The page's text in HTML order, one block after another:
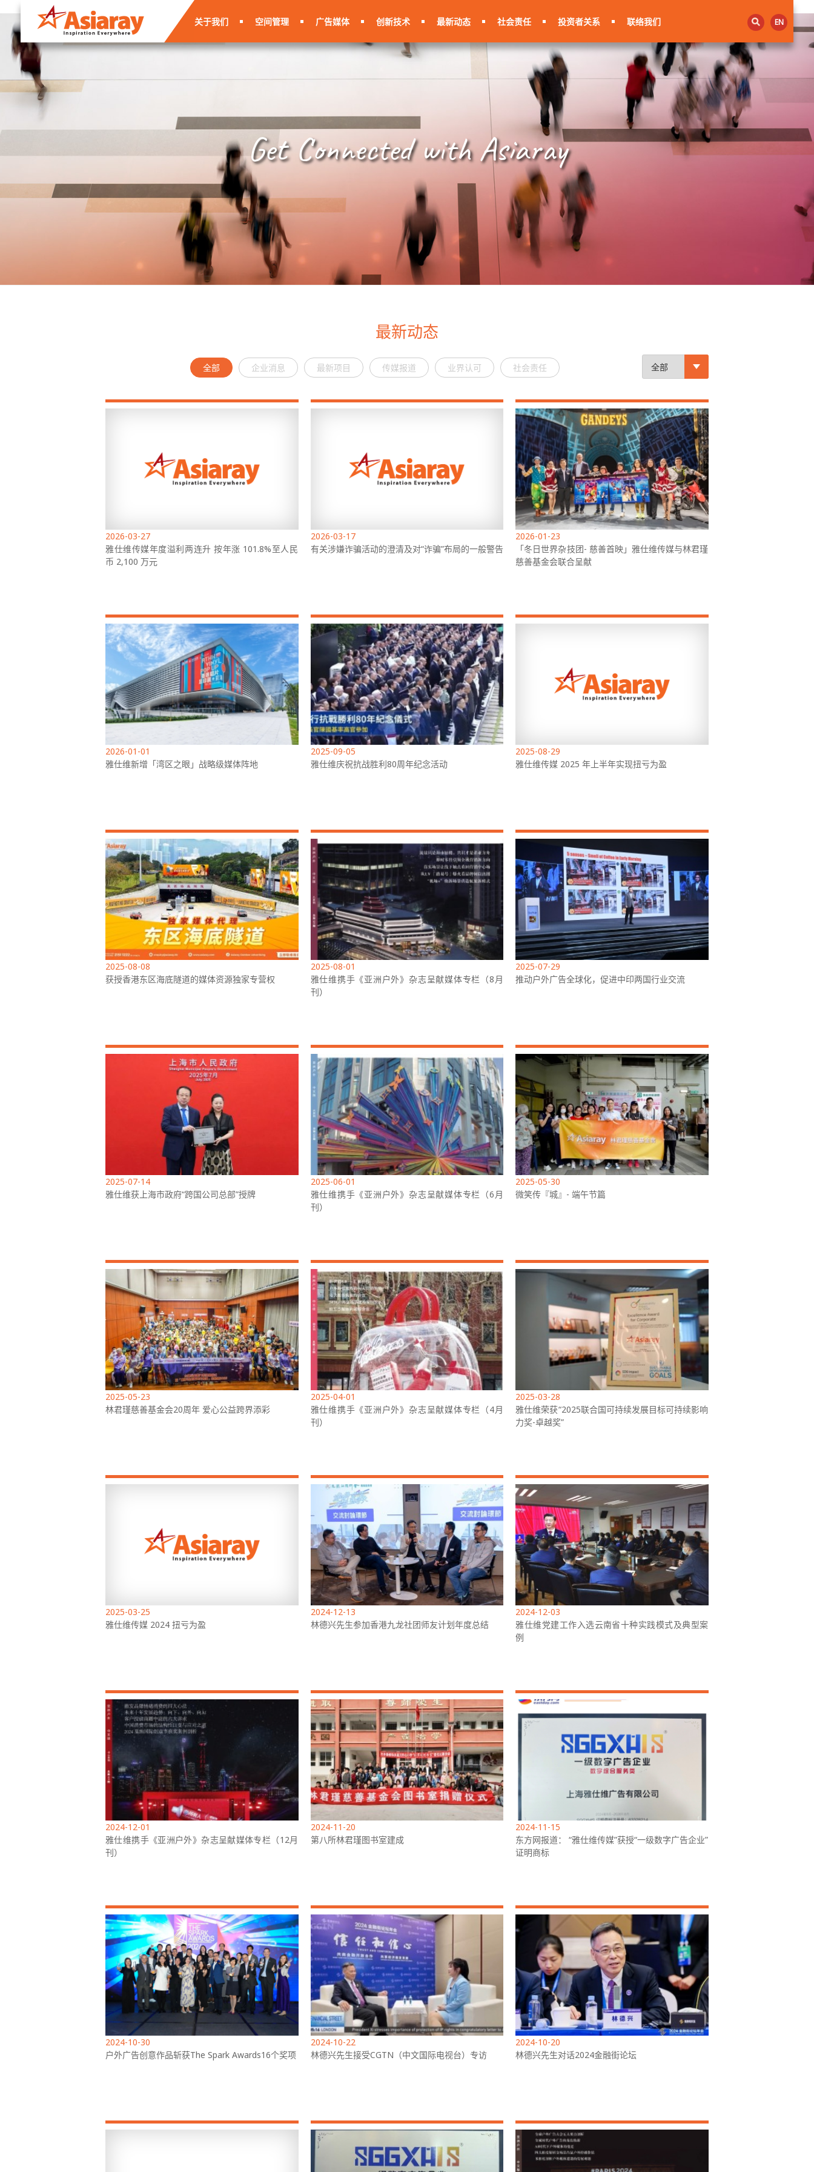
关于我们 空间管理 广告媒体 创新技术 最新动态 社会责任 投资者关系 联络我们 EN
Get Connected with Asiaray
最新动态
全部 企业消息 最新项目 传媒报道 业界认可 社会责任
2026-03-27
雅仕维传媒年度溢利两连升 按年涨 101.8%至人民
币 2,100 万元
2026-03-17
有关涉嫌诈骗活动的澄清及对“诈骗”布局的一般警告
2026-01-23
「冬日世界杂技团- 慈善首映」雅仕维传媒与林君瑾
慈善基金会联合呈献
2026-01-01
雅仕维新增「湾区之眼」战略级媒体阵地
2025-09-05
雅仕维庆祝抗战胜利80周年纪念活动
2025-08-29
雅仕维传媒 2025 年上半年实现扭亏为盈
2025-08-08
获授香港东区海底隧道的媒体资源独家专营权
2025-08-01
雅仕维携手《亚洲户外》杂志呈献媒体专栏（8月
刊）
2025-07-29
推动户外广告全球化，促进中印两国行业交流
2025-07-14
雅仕维获上海市政府“跨国公司总部”授牌
2025-06-01
雅仕维携手《亚洲户外》杂志呈献媒体专栏（6月
刊）
2025-05-30
微笑传『城』- 端午节篇
2025-05-23
林君瑾慈善基金会20周年 爱心公益跨界添彩
2025-04-01
雅仕维携手《亚洲户外》杂志呈献媒体专栏（4月
刊）
2025-03-28
雅仕维荣获“2025联合国可持续发展目标可持续影响
力奖-卓越奖”
2025-03-25
雅仕维传媒 2024 扭亏为盈
2024-12-13
林德兴先生参加香港九龙社团师友计划年度总结
2024-12-03
雅仕维党建工作入选云南省十种实践模式及典型案
例
2024-12-01
雅仕维携手《亚洲户外》杂志呈献媒体专栏（12月
刊）
2024-11-20
第八所林君瑾图书室建成
2024-11-15
东方网报道： “雅仕维传媒”获授“一级数字广告企业”
证明商标
2024-10-30
户外广告创意作品斩获The Spark Awards16个奖项
2024-10-22
林德兴先生接受CGTN（中文国际电视台）专访
2024-10-20
林德兴先生对话2024金融街论坛